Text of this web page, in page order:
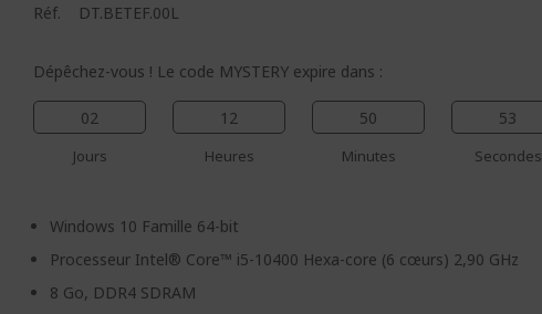
Réf. DT.BETEF.00L
Dépêchez-vous ! Le code MYSTERY expire dans :
02
Jours
12
Heures
50
Minutes
52
Secondes
Windows 10 Famille 64-bit
Processeur Intel® Core™ i5-10400 Hexa-core (6 cœurs) 2,90 GHz
8 Go, DDR4 SDRAM